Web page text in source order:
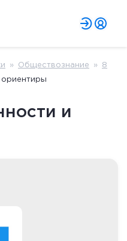
» Обществознание » 8
и